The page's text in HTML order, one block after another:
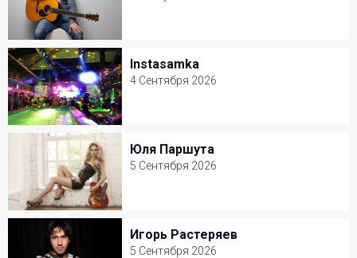
28 Августа 2026
Клуб Союз Композиторов
Популярная музыка
Instasamka
4 Сентября 2026
Instasamka
4 Сентября 2026
Club Gipsy
Популярная музыка
Юля Паршута
5 Сентября 2026
Юля Паршута
5 Сентября 2026
Зеленый театр ВДНХ
Популярная музыка
Игорь Растеряев
5 Сентября 2026
Игорь Растеряев